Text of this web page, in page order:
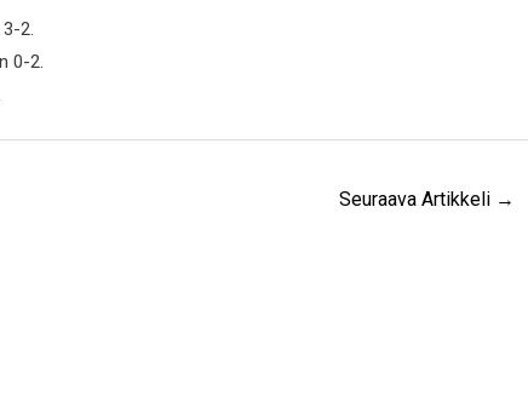
2.
0-2.
Seuraava Artikkeli →